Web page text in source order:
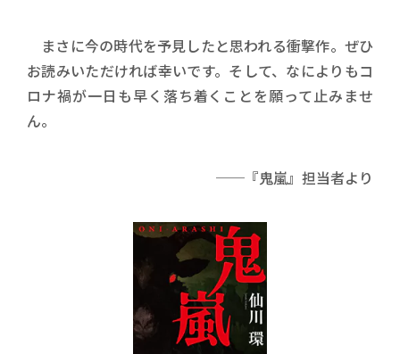
まさに今の時代を予見したと思われる衝撃作。ぜひ
お読みいただければ幸いです。そして、なによりもコ
ロナ禍が一日も早く落ち着くことを願って止みませ
ん。
──『鬼嵐』担当者より